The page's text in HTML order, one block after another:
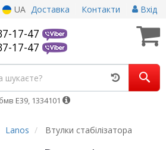
UA Доставка Контакти Вхід
17-47
17-47
Е39, 1334101
Lanos Втулки стабілізатора